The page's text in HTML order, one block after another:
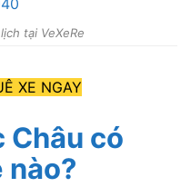
tại VeXeRe
XE NGAY
Châu có
nào?